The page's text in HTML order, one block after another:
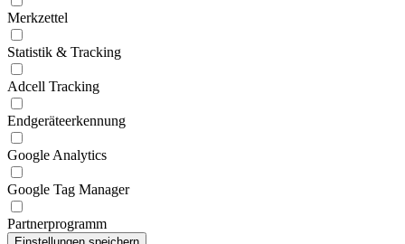
Merkzettel
Statistik & Tracking
Adcell Tracking
Endgeräteerkennung
Google Analytics
Google Tag Manager
Partnerprogramm